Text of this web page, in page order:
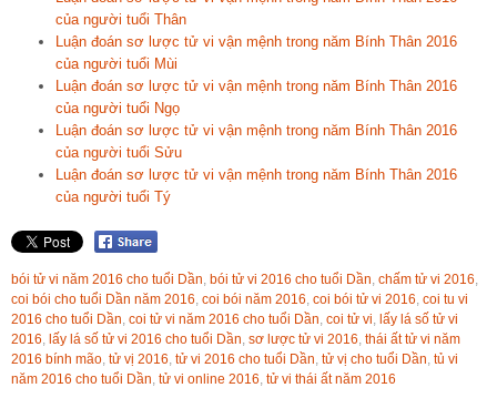
của người tuổi Thân
Luận đoán sơ lược tử vi vận mệnh trong năm Bính Thân 2016
của người tuổi Mùi
Luận đoán sơ lược tử vi vận mệnh trong năm Bính Thân 2016
của người tuổi Ngọ
Luận đoán sơ lược tử vi vận mệnh trong năm Bính Thân 2016
của người tuổi Sửu
Luận đoán sơ lược tử vi vận mệnh trong năm Bính Thân 2016
của người tuổi Tý
bói tử vi năm 2016 cho tuổi Dần, bói tử vi 2016 cho tuổi Dần, chấm tử vi 2016,
coi bói cho tuổi Dần năm 2016, coi bói năm 2016, coi bói tử vi 2016, coi tu vi
2016 cho tuổi Dần, coi tử vi năm 2016 cho tuổi Dần, coi tử vi, lấy lá số tử vi
2016, lấy lá số tử vi 2016 cho tuổi Dần, sơ lược tử vi 2016, thái ất tử vi năm
2016 bính mão, tử vị 2016, tử vi 2016 cho tuổi Dần, tử vị cho tuổi Dần, tủ vi
năm 2016 cho tuổi Dần, tử vi online 2016, tử vi thái ất năm 2016